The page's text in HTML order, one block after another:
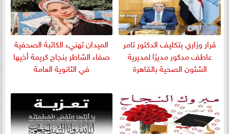
قرار وزاري بتكليف الدكتور تامر
عاطف مدكور مديرًا لمديرية
الشئون الصحية بالقاهرة
الميدان تهنيء الكاتبة الصحفية
صفاء الشاطر بنجاج كريمة أخيها
في الثانوية العامة